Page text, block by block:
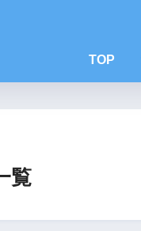
TOP
覧